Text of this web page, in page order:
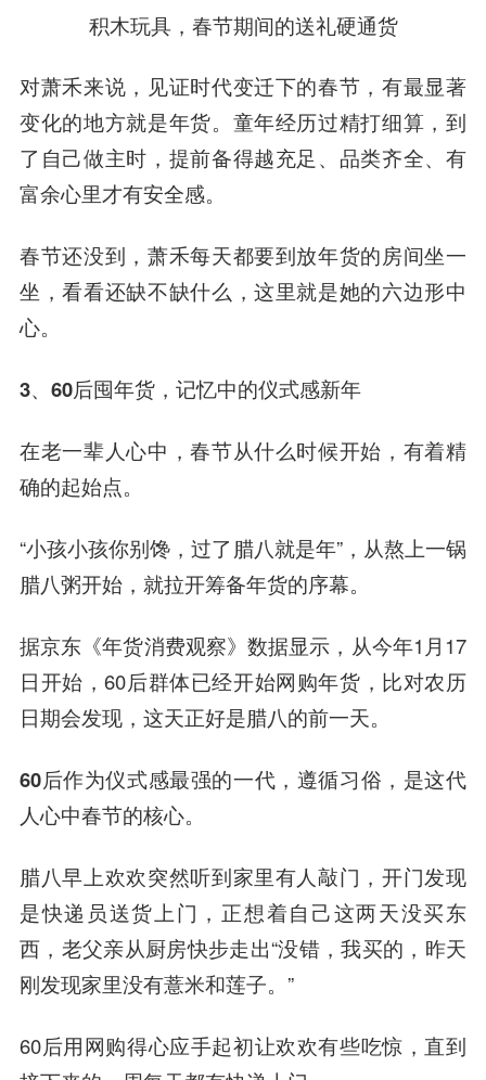
积木玩具，春节期间的送礼硬通货
对萧禾来说，见证时代变迁下的春节，有最显著
变化的地方就是年货。童年经历过精打细算，到
了自己做主时，提前备得越充足、品类齐全、有
富余心里才有安全感。
春节还没到，萧禾每天都要到放年货的房间坐一
坐，看看还缺不缺什么，这里就是她的六边形中
心。
3、60后囤年货，记忆中的仪式感新年
在老一辈人心中，春节从什么时候开始，有着精
确的起始点。
“小孩小孩你别馋，过了腊八就是年”，从熬上一锅
腊八粥开始，就拉开筹备年货的序幕。
据京东《年货消费观察》数据显示，从今年1月17
日开始，60后群体已经开始网购年货，比对农历
日期会发现，这天正好是腊八的前一天。
60后作为仪式感最强的一代，遵循习俗，是这代
人心中春节的核心。
腊八早上欢欢突然听到家里有人敲门，开门发现
是快递员送货上门，正想着自己这两天没买东
西，老父亲从厨房快步走出“没错，我买的，昨天
刚发现家里没有薏米和莲子。”
60后用网购得心应手起初让欢欢有些吃惊，直到